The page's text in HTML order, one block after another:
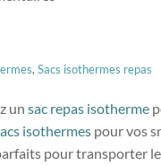
, Sacs isothermes repas
un sac repas isotherme
isothermes pour vos
pour transporter